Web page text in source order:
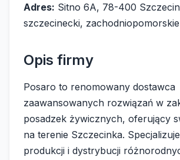
Adres: Sitno 6A, 78-400
szczecinecki, zachodniopomorskie
Opis firmy
Posaro to renomowany dostawca
zaawansowanych rozwiązań w
posadzek żywicznych, oferujący
na terenie Szczecinka.
produkcji i dystrybucji